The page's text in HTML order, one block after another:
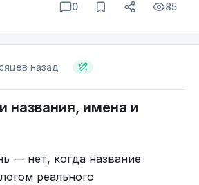
было встретить мат. Но это было
web/20210727015241/http://
%D0%9F%D0%BE%D1%80
0 85
назад
названия, имена и
— нет, когда название
реального